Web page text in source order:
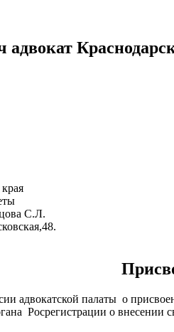
С.Л.
адвокатской палаты о
Росрегистрации о внесении